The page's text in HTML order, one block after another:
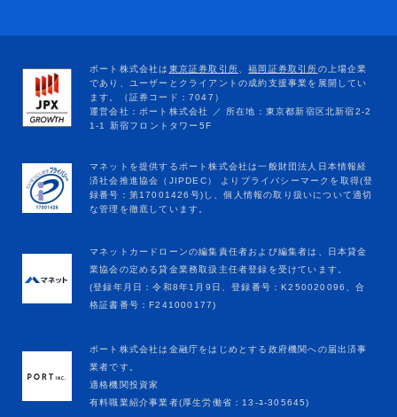
マネットカードローンの編集責任者および編集者は、日本貸金
業協会の定める貸金業務取扱主任者登録を受けています。
(登録年月日：令和8年1月9日、登録番号：K250020096、合
格証書番号：F241000177)
ポート株式会社は金融庁をはじめとする政府機関への届出済事
業者です。
適格機関投資家
有料職業紹介事業者(厚生労働省：13-ﾕ-305645)